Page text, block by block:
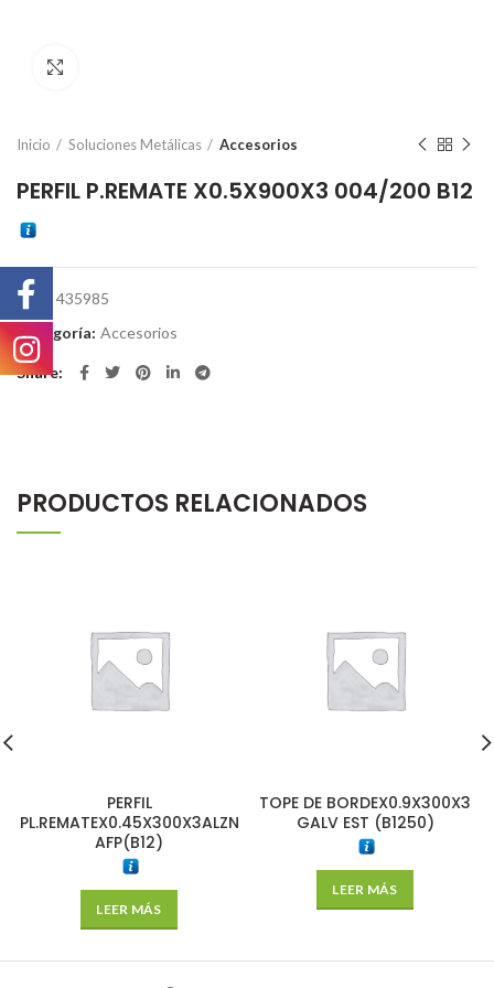
Inicio Soluciones Metálicas Accesorios
PERFIL P.REMATE X0.5X900X3 004/200 B12
SKU: 435985
Categoría: Accesorios
Share
PRODUCTOS RELACIONADOS
PERFIL
PL.REMATEX0.45X300X3ALZN
AFP(B12)
LEER MÁS
TOPE DE BORDEX0.9X300X3
GALV EST (B1250)
LEER MÁS